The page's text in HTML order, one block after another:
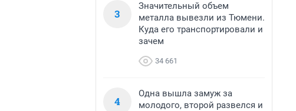
3
Значительный объем
металла вывезли из Тюмени.
Куда его транспортировали и
зачем
34 661
4
Одна вышла замуж за
молодого, второй развелся и